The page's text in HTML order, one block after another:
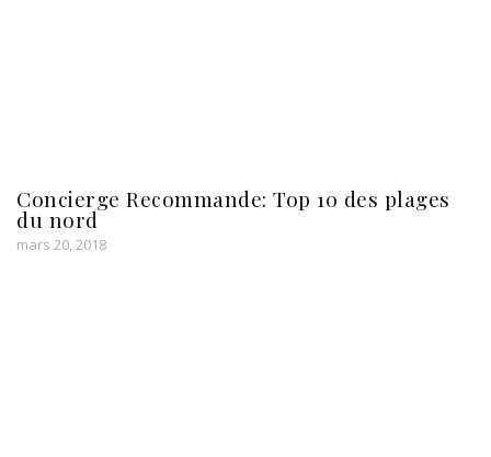
Concierge Recommande: Top 10 des plages
du nord
mars 20, 2018